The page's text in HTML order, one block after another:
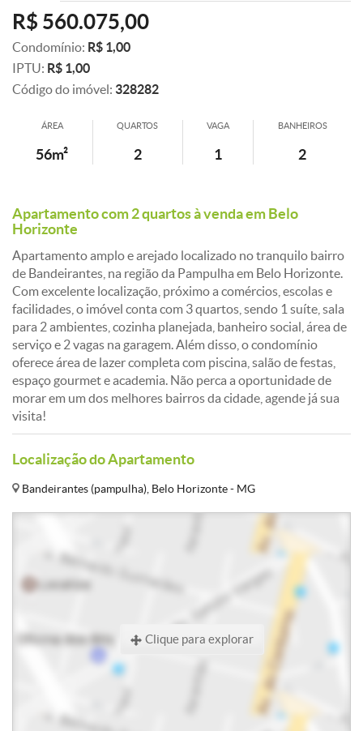
R$ 560.075,00
Condomínio: R$ 1,00
IPTU: R$ 1,00
Código do imóvel: 328282
ÁREA
56m²
QUARTOS
2
VAGA
1
BANHEIROS
2
Apartamento com 2 quartos à venda em Belo
Horizonte
Apartamento amplo e arejado localizado no tranquilo bairro
de Bandeirantes, na região da Pampulha em Belo Horizonte.
Com excelente localização, próximo a comércios, escolas e
facilidades, o imóvel conta com 3 quartos, sendo 1 suíte, sala
para 2 ambientes, cozinha planejada, banheiro social, área de
serviço e 2 vagas na garagem. Além disso, o condomínio
oferece área de lazer completa com piscina, salão de festas,
espaço gourmet e academia. Não perca a oportunidade de
morar em um dos melhores bairros da cidade, agende já sua
visita!
Localização do Apartamento
Bandeirantes (pampulha), Belo Horizonte - MG
Clique para explorar